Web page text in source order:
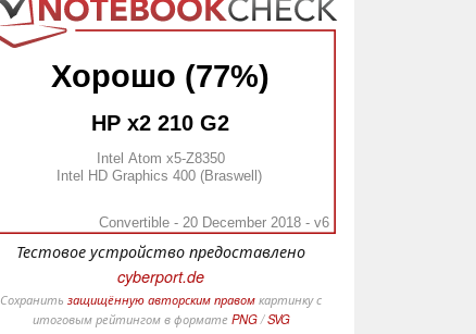
Хорошо (77%)
HP x2 210 G2
Intel Atom x5-Z8350
Intel HD Graphics 400 (Braswell)
Convertible - 20 December 2018 - v6
Тестовое устройство предоставлено
cyberport.de
Сохранить защищённую авторским правомкартинку с
итоговым рейтингом в формате PNG/SVG